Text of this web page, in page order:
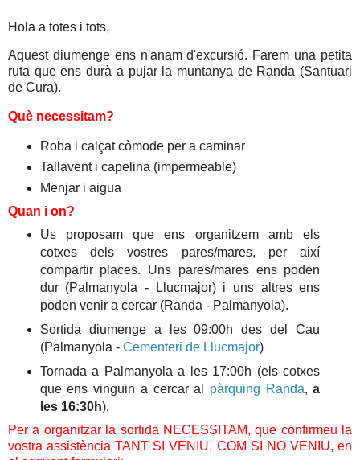
Hola a totes i tots,
Aquest diumenge ens n'anam d'excursió. Farem una petita
ruta que ens durà a pujar la muntanya de Randa (Santuari
de Cura).
Què necessitam?
Roba i calçat còmode per a caminar
Tallavent i capelina (impermeable)
Menjar i aigua
Quan i on?
Us proposam que ens organitzem amb els
cotxes dels vostres pares/mares, per així
compartir places. Uns pares/mares ens poden
dur (Palmanyola - Llucmajor) i uns altres ens
poden venir a cercar (Randa - Palmanyola).
Sortida diumenge a les 09:00h des del Cau
(Palmanyola - Cementeri de Llucmajor)
Tornada a Palmanyola a les 17:00h (els cotxes
que ens vinguin a cercar al pàrquing Randa,a
les 16:30h).
Per a organitzar la sortida NECESSITAM, que confirmeu la
vostra assistència TANT SI VENIU, COM SI NO VENIU, en